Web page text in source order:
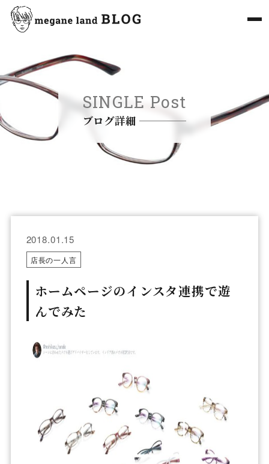
SINGLE Post
ブログ詳細
2018.01.15
店長の一人言
ホームページのインスタ連携で遊
んでみた